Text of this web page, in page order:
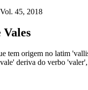
45, 2018
Vales
tem origem no latim
deriva do verbo